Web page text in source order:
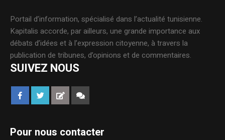
Portail d’information, spécialisé dans l’actualité tunisienne.
Kapitalis accorde, par ailleurs, une grande importance aux
débats d’idées et à l’expression citoyenne, à travers la
publication de tribunes, d’opinions et de commentaires.
SUIVEZ NOUS
Pour nous contacter